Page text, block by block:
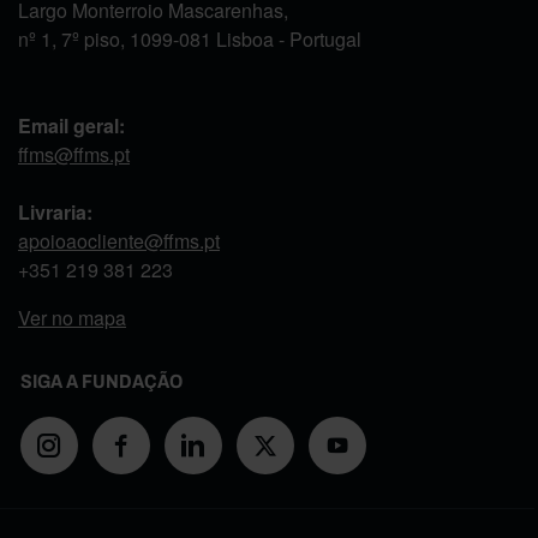
Largo Monterroio Mascarenhas,
nº 1, 7º piso, 1099-081 Lisboa - Portugal
Email geral:
ffms@ffms.pt
Livraria:
apoioaocliente@ffms.pt
+351 219 381 223
Ver no mapa
SIGA A FUNDAÇÃO